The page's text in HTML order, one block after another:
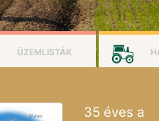
ÜZEMLISTÁK
35 éves a